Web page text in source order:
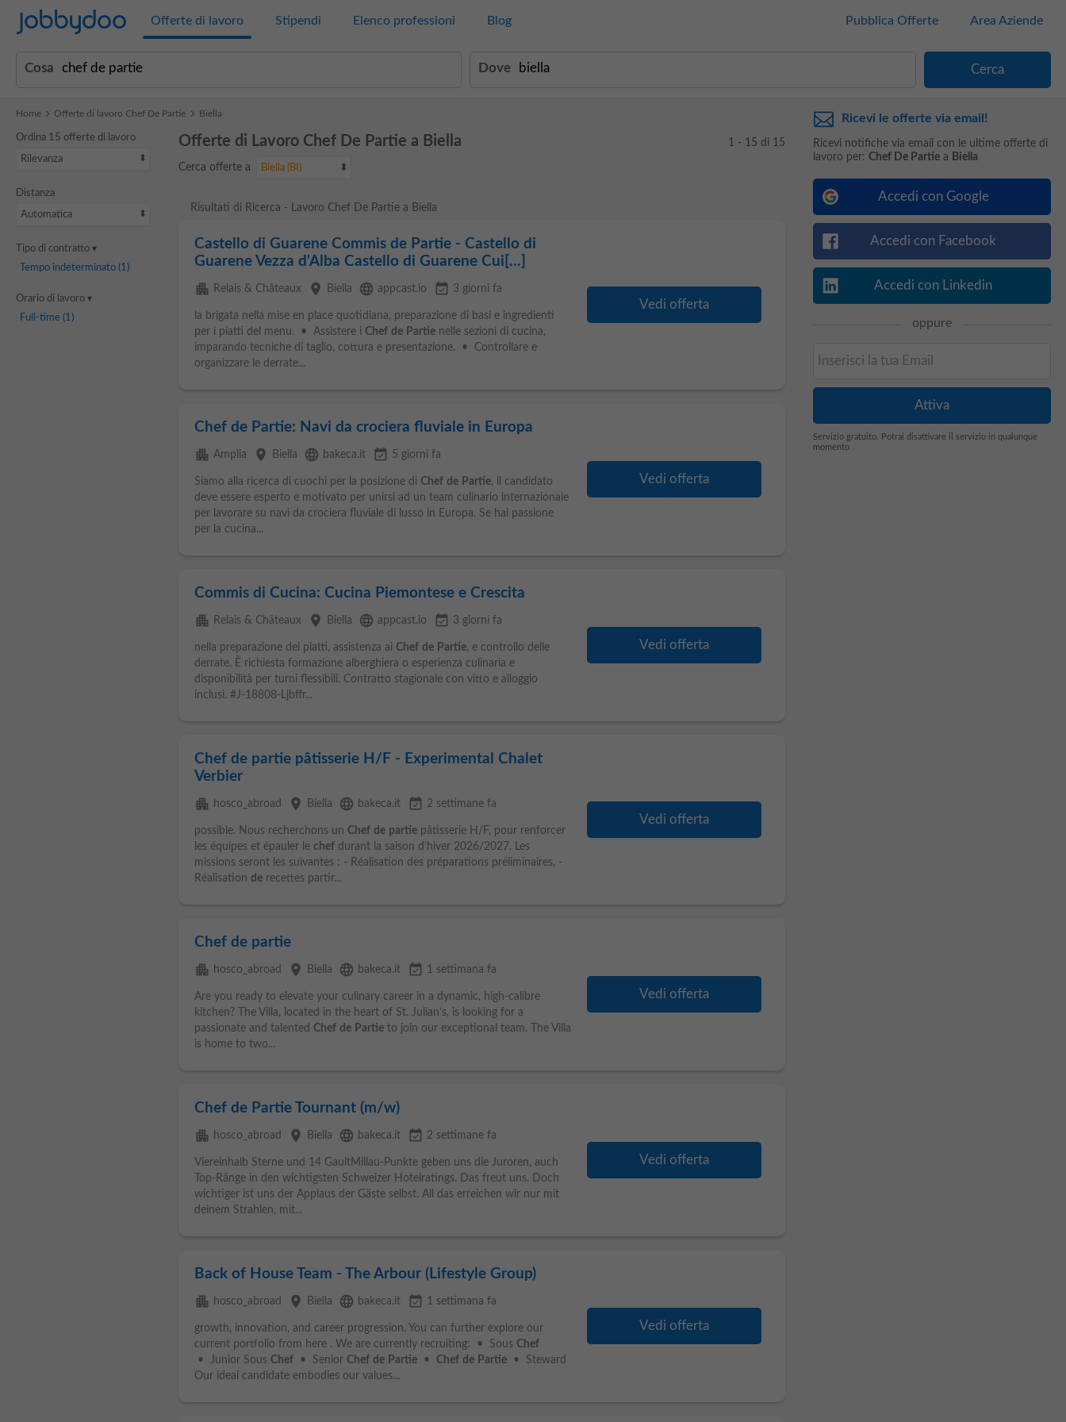
Jobbydoo Offerte di lavoro Stipendi Elenco professioni Blog Pubblica Offerte Area Aziende
Cosa Dove
Home Offerte di lavoro Chef De Partie Biella
Ordina 15 offerte di lavoro
Rilevanza
Distanza
Automatica
Tipo di contratto
Tempo indeterminato(1)
Orario di lavoro
Full-time(1)
Offerte di Lavoro Chef De Partie a Biella
Cerca offerte a Biella (BI)
1 - 15 di 15
Risultati di Ricerca - Lavoro Chef De Partie a Biella
Castello di Guarene Commis de Partie - Castello di
Guarene Vezza d'Alba Castello di Guarene Cui[...]
apartment Relais & Châteaux place Biella language appcast.io event_available 3 giorni fa
la brigata nella mise en place quotidiana, preparazione di basi e ingredienti
per i piatti del menu. • Assistere i Chef de Partienelle sezioni di cucina,
imparando tecniche di taglio, cottura e presentazione. • Controllare e
organizzare le derrate...
Vedi offerta
Chef de Partie: Navi da crociera fluviale in Europa
apartment Amplia place Biella language bakeca.it event_available 5 giorni fa
Siamo alla ricerca di cuochi per la posizione di Chef de Partie, il candidato
deve essere esperto e motivato per unirsi ad un team culinario internazionale
per lavorare su navi da crociera fluviale di lusso in Europa. Se hai passione
per la cucina...
Vedi offerta
Commis di Cucina: Cucina Piemontese e Crescita
apartment Relais & Châteaux place Biella language appcast.io event_available 3 giorni fa
nella preparazione dei piatti, assistenza ai Chef de Partie, e controllo delle
derrate. È richiesta formazione alberghiera o esperienza culinaria e
disponibilità per turni flessibili. Contratto stagionale con vitto e alloggio
inclusi. #J-18808-Ljbffr...
Vedi offerta
Chef de partie pâtisserie H/F - Experimental Chalet
Verbier
apartment hosco_abroad place Biella language bakeca.it event_available 2 settimane fa
possible. Nous recherchons un Chef de partiepâtisserie H/F, pour renforcer
les équipes et épauler le chefdurant la saison d’hiver 2026/2027. Les
missions seront les suivantes : - Réalisation des préparations préliminaires, -
Réalisation derecettes partir...
Vedi offerta
Chef de partie
apartment hosco_abroad place Biella language bakeca.it event_available 1 settimana fa
Are you ready to elevate your culinary career in a dynamic, high-calibre
kitchen? The Villa, located in the heart of St. Julian’s, is looking for a
passionate and talented Chef de Partieto join our exceptional team. The Villa
is home to two...
Vedi offerta
Chef de Partie Tournant (m/w)
apartment hosco_abroad place Biella language bakeca.it event_available 2 settimane fa
Viereinhalb Sterne und 14 GaultMillau-Punkte geben uns die Juroren, auch
Top-Ränge in den wichtigsten Schweizer Hotelratings. Das freut uns. Doch
wichtiger ist uns der Applaus der Gäste selbst. All das erreichen wir nur mit
deinem Strahlen, mit...
Vedi offerta
Back of House Team - The Arbour (Lifestyle Group)
apartment hosco_abroad place Biella language bakeca.it event_available 1 settimana fa
growth, innovation, and career progression. You can further explore our
current portfolio from here . We are currently recruiting: • Sous Chef
• Junior Sous Chef• Senior Chef de Partie• Chef de Partie• Steward
Our ideal candidate embodies our values...
Vedi offerta
Ricevi le offerte via email!
Ricevi notifiche via email con le ultime offerte di
lavoro per: Chef De Partiea Biella
Accedi con Google
Accedi con Facebook
Accedi con Linkedin
oppure
Servizio gratuito. Potrai disattivare il servizio in qualunque
momento